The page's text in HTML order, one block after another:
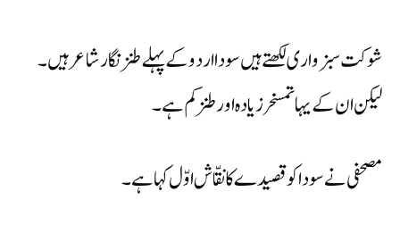
شوکت سبزواری لکھتے ہیں سودا اردو کے پہلے طنزنگار شاعر ہیں۔
لیکن ان کے یہا تمسخر زیادہ اور طنز کم ہے۔
مصحفی نے سودا کو قصیدے کا نقّاش اوّل کہا ہے۔